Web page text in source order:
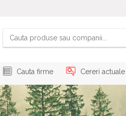
Cauta firme Cereri actuale